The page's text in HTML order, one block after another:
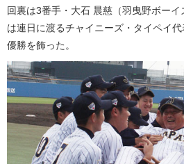
回裏は3番手・大石 晨慈（羽曳野ボー
は連日に渡るチャイニーズ・タイペイ
優勝を飾った。